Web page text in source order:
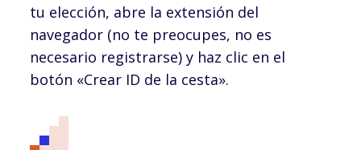
tu elección, abre la extensión del
navegador (no te preocupes, no es
necesario registrarse) y haz clic en el
botón «Crear ID de la cesta».